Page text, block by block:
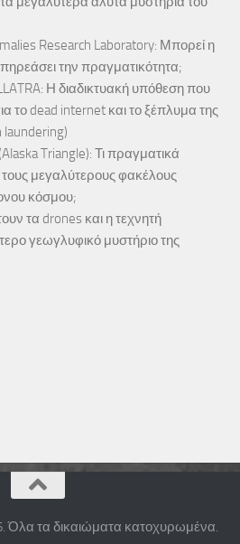
Research Laboratory: Μπορεί η
την πραγματικότητα;
Η διαδικτυακή υπόθεση που
το dead internet και το ξέπλυμα της
Triangle): Τι πραγματικά
μεγαλύτερους φακέλους
κόσμου;
τα drones και η τεχνητή
γεωγλυφικό μυστήριο της
Όλα τα δικαιώματα κατοχυρωμένα.